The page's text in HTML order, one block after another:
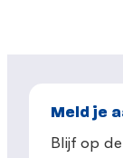
Meld je
Blijf op